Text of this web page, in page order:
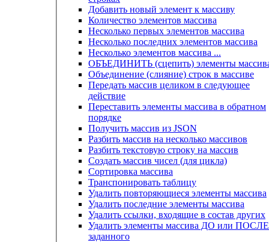
Добавить новый элемент к массиву
Количество элементов массива
Несколько первых элементов массива
Несколько последних элементов массива
Несколько элементов массива ...
ОБЪЕДИНИТЬ (сцепить) элементы
Объединение (слияние) строк в массиве
Передать массив целиком в следующее
действие
Переставить элементы массива в обратном
порядке
Получить массив из JSON
Разбить массив на несколько массивов
Разбить текстовую строку на массив
Создать массив чисел (для цикла)
Сортировка массива
Транспонировать таблицу
Удалить повторяющиеся элементы массива
Удалить последние элементы массива
Удалить ссылки, входящие в состав других
Удалить элементы массива ДО или ПОСЛЕ
заданного